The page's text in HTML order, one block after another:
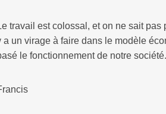
travail est colossal, et on ne sait pas
a un virage à faire dans le modèle
le fonctionnement de notre société.